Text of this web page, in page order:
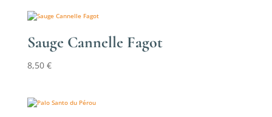
Sauge Cannelle Fagot
8,50 €